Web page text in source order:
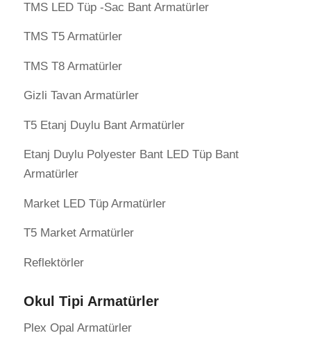
TMS LED Tüp -Sac Bant Armatürler
TMS T5 Armatürler
TMS T8 Armatürler
Gizli Tavan Armatürler
T5 Etanj Duylu Bant Armatürler
Etanj Duylu Polyester Bant LED Tüp Bant
Armatürler
Market LED Tüp Armatürler
T5 Market Armatürler
Reflektörler
Okul Tipi Armatürler
Plex Opal Armatürler